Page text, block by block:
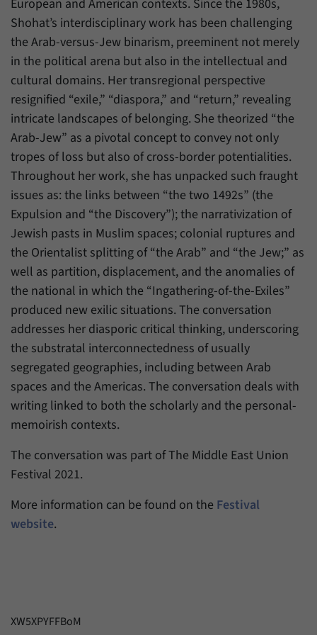
European and American contexts. Since the 1980s,
Shohat’s interdisciplinary work has been challenging
the Arab-versus-Jew binarism, preeminent not merely
in the political arena but also in the intellectual and
cultural domains. Her transregional perspective
resignified “exile,” “diaspora,” and “return,” revealing
intricate landscapes of belonging. She theorized “the
Arab-Jew” as a pivotal concept to convey not only
tropes of loss but also of cross-border potentialities.
Throughout her work, she has unpacked such fraught
issues as: the links between “the two 1492s” (the
Expulsion and “the Discovery”); the narrativization of
Jewish pasts in Muslim spaces; colonial ruptures and
the Orientalist splitting of “the Arab” and “the Jew;” as
well as partition, displacement, and the anomalies of
the national in which the “Ingathering-of-the-Exiles”
produced new exilic situations. The conversation
addresses her diasporic critical thinking, underscoring
the substratal interconnectedness of usually
segregated geographies, including between Arab
spaces and the Americas. The conversation deals with
writing linked to both the scholarly and the personal-
memoirish contexts.
The conversation was part of The Middle East Union
Festival 2021.
More information can be found on the Festival
website.
XW5XPYFFBoM
Zweck
generierte ID, für die historische Speicherung
Ihrer vorgenommen Einstellungen, falls der
Webseiten-Betreiber dies eingestellt hat.
Name _pk_ref
Anbieter Matomo
Laufzeit 6 Monate
Zweck
Mit diesem Cookie können wir speichern, von
welcher Internetseite oder Suchmaschine
Besucher durch eine Verlinkung auf unsere
Internetseite weitergeleitet wurden.
Name _pk_ses
Anbieter Matomo
Laufzeit 30 Minuten
Zweck
Mit diesem Cookie können wir für kurze Zeit
Daten über den aktuellen Aufenthalt von
Besuchern auf unserer Internetseite
speichern.